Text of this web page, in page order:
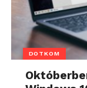
DOTKOM